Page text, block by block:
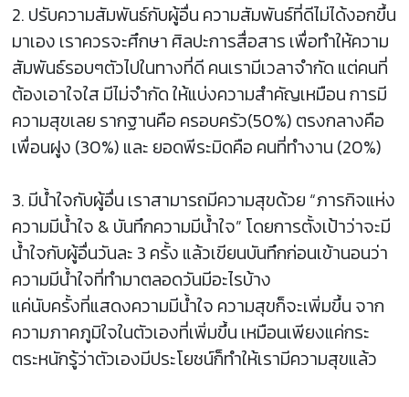
2. ปรับความสัมพันธ์กับผู้อื่น ความสัมพันธ์ที่ดีไม่ได้งอกขึ้น
มาเอง เราควรจะศึกษา ศิลปะการสื่อสาร เพื่อทำให้ความ
สัมพันธ์รอบๆตัวไปในทางที่ดี คนเรามีเวลาจำกัด แต่คนที่
ต้องเอาใจใส มีไม่จำกัด ให้แบ่งความสำคัญเหมือน การมี
ความสุขเลย รากฐานคือ ครอบครัว(50%) ตรงกลางคือ
เพื่อนฝูง (30%) และ ยอดพีระมิดคือ คนที่ทำงาน (20%)
3. มีน้ำใจกับผู้อื่น เราสามารถมีความสุขด้วย “ภารกิจแห่ง
ความมีน้ำใจ & บันทึกความมีน้ำใจ” โดยการตั้งเป้าว่าจะมี
น้ำใจกับผู้อื่นวันละ 3 ครั้ง แล้วเขียนบันทึกก่อนเข้านอนว่า
ความมีน้ำใจที่ทำมาตลอดวันมีอะไรบ้าง
แค่นับครั้งที่แสดงความมีน้ำใจ ความสุขก็จะเพิ่มขึ้น จาก
ความภาคภูมิใจในตัวเองที่เพิ่มขึ้น เหมือนเพียงแค่กระ
ตระหนักรู้ว่าตัวเองมีประโยชน์ก็ทำให้เรามีความสุขแล้ว